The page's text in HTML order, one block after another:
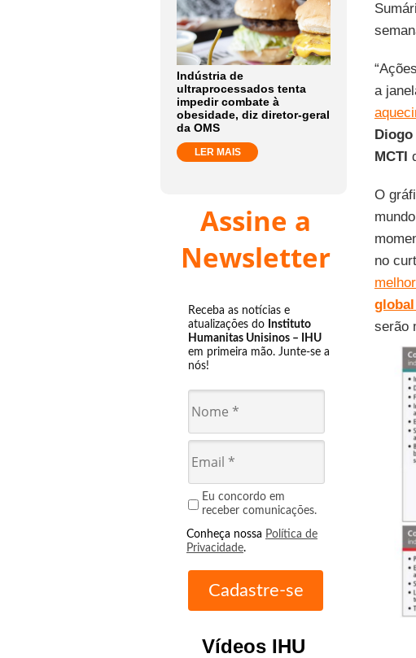
Indústria de
ultraprocessados tenta
impedir combate à
obesidade, diz diretor-geral
da OMS
LER MAIS
Assine a
Newsletter
Receba as notícias e
atualizações do Instituto
Humanitas Unisinos – IHU
em primeira mão. Junte-se a
nós!
Eu concordo em
receber comunicações.
Conheça nossa Política de
Privacidade.
Vídeos IHU
a
MCTI
O
no
global
serão